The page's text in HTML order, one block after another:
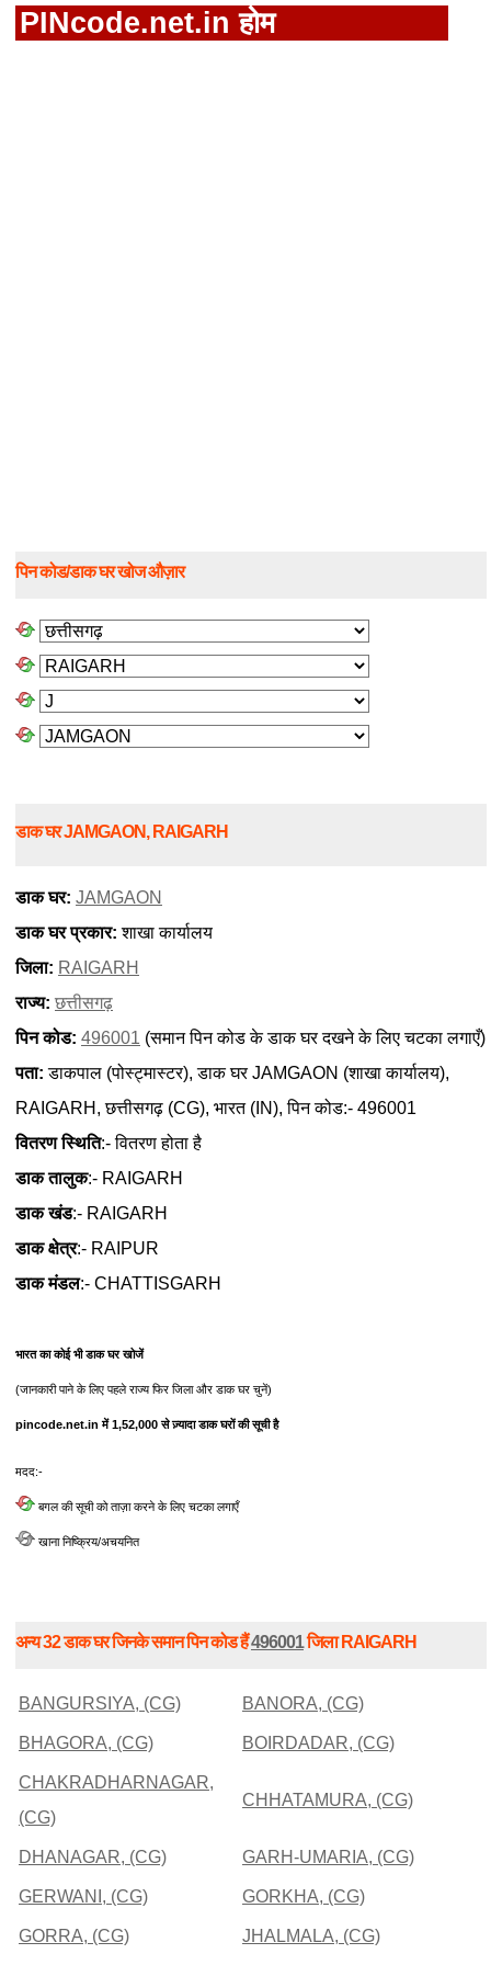
PINcode.net.in होम
पिन कोड/डाक घर खोज औज़ार
डाक घर JAMGAON, RAIGARH
डाक घर: JAMGAON
डाक घर प्रकार: शाखा कार्यालय
जिला: RAIGARH
राज्य: छत्तीसगढ़
पिन कोड: 496001 (समान पिन कोड के डाक घर दखने के लिए चटका लगाएँ)
पता: डाकपाल (पोस्ट्मास्टर), डाक घर JAMGAON (शाखा कार्यालय),
RAIGARH, छत्तीसगढ़ (CG), भारत (IN), पिन कोड:- 496001
वितरण स्थिति:- वितरण होता है
डाक तालुक:- RAIGARH
डाक खंड:- RAIGARH
डाक क्षेत्र:- RAIPUR
डाक मंडल:- CHATTISGARH
भारत का कोई भी डाक घर खोजें
(जानकारी पाने के लिए पहले राज्य फिर जिला और डाक घर चुनें)
pincode.net.in में 1,52,000 से ज़्यादा डाक घरों की सूची है
मदद:-
बगल की सूची को ताज़ा करने के लिए चटका लगाएँ
खाना निष्क्रिय/अचयनित
अन्य 32 डाक घर जिनके समान पिन कोड हैं496001जिला RAIGARH
BANGURSIYA, (CG) BANORA, (CG)
BHAGORA, (CG) BOIRDADAR, (CG)
CHAKRADHARNAGAR,
(CG)
CHHATAMURA, (CG)
DHANAGAR, (CG) GARH-UMARIA, (CG)
GERWANI, (CG) GORKHA, (CG)
GORRA, (CG) JHALMALA, (CG)